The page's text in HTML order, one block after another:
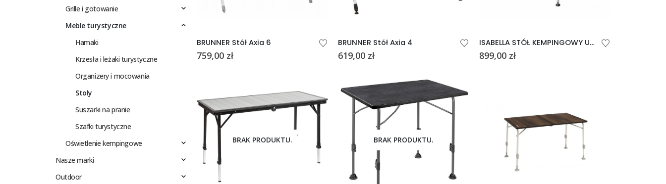
BRUNNER Stół Axia 6
759,00 zł
BRUNNER Stół Axia 4
619,00 zł
ISABELLA STÓŁ KEMPINGOWY ULTRALIGHT 120 x 80 cm
899,00 zł
BRAK PRODUKTU. BRAK PRODUKTU.
Grille i gotowanie
Meble turystyczne
Hamaki
Krzesła i leżaki turystyczne
Organizery i mocowania
Stoły
Suszarki na pranie
Szafki turystyczne
Oświetlenie kempingowe
Nasze marki
Outdoor